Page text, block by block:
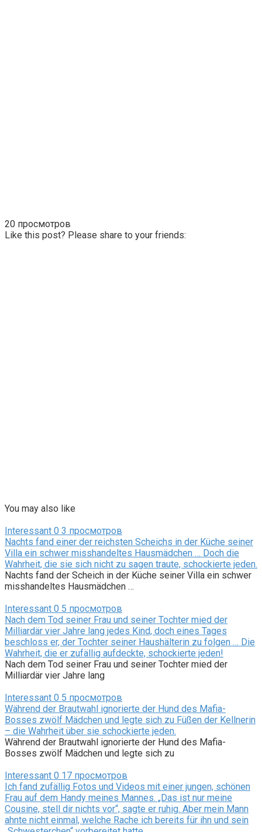
20 просмотров
Like this post? Please share to your friends:
You may also like
Interessant 0 3 просмотров
Nachts fand einer der reichsten Scheichs in der Küche seiner
Villa ein schwer misshandeltes Hausmädchen … Doch die
Wahrheit, die sie sich nicht zu sagen traute, schockierte jeden.
Nachts fand der Scheich in der Küche seiner Villa ein schwer
misshandeltes Hausmädchen …
Interessant 0 5 просмотров
Nach dem Tod seiner Frau und seiner Tochter mied der
Milliardär vier Jahre lang jedes Kind, doch eines Tages
beschloss er, der Tochter seiner Haushälterin zu folgen … Die
Wahrheit, die er zufällig aufdeckte, schockierte jeden!
Nach dem Tod seiner Frau und seiner Tochter mied der
Milliardär vier Jahre lang
Interessant 0 5 просмотров
Während der Brautwahl ignorierte der Hund des Mafia-
Bosses zwölf Mädchen und legte sich zu Füßen der Kellnerin
– die Wahrheit über sie schockierte jeden.
Während der Brautwahl ignorierte der Hund des Mafia-
Bosses zwölf Mädchen und legte sich zu
Interessant 0 17 просмотров
Ich fand zufällig Fotos und Videos mit einer jungen, schönen
Frau auf dem Handy meines Mannes. „Das ist nur meine
Cousine, stell dir nichts vor“, sagte er ruhig. Aber mein Mann
ahnte nicht einmal, welche Rache ich bereits für ihn und sein